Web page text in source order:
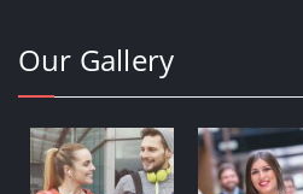
Our Gallery